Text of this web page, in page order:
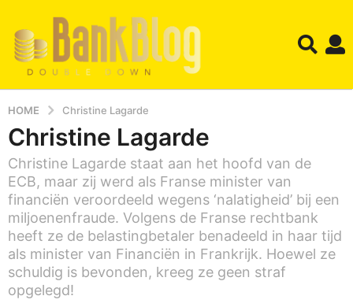
HOME Christine Lagarde
Christine Lagarde
Christine Lagarde staat aan het hoofd van de
ECB, maar zij werd als Franse minister van
financiën veroordeeld wegens ‘nalatigheid’ bij een
miljoenenfraude. Volgens de Franse rechtbank
heeft ze de belastingbetaler benadeeld in haar tijd
als minister van Financiën in Frankrijk. Hoewel ze
schuldig is bevonden, kreeg ze geen straf
opgelegd!